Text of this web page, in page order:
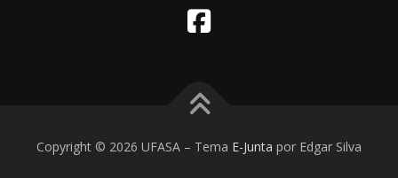
Copyright © 2026 UFASA – Tema E-Junta por Edgar Silva